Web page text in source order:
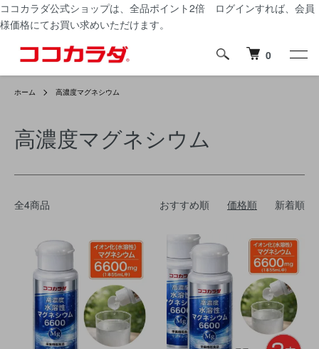
ココカラダ公式ショップは、 全品ポイント2倍 ログインすれば、会員
様価格にてお買い求めいただけます。
0
ホーム 高濃度マグネシウム
高濃度マグネシウム
全4商品 おすすめ順 価格順 新着順